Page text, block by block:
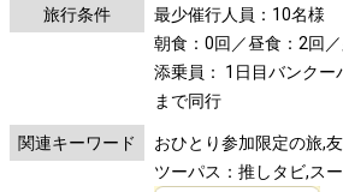
旅行条件
最少催行人員：10名様
朝食：0回／昼食：2回
添乗員： 1日目バンク
まで同行
関連キーワード
おひとり参加限定の旅,
ツーパス：推しタビ,ス